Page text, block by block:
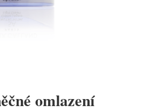
omlazení